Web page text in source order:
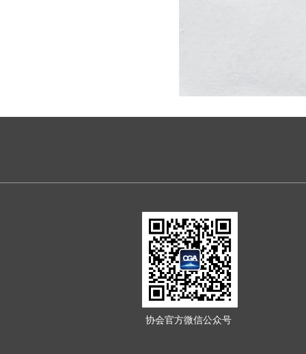
协会官方微信公众号